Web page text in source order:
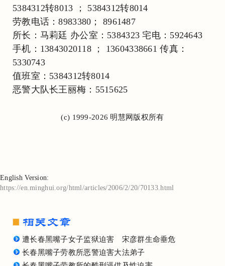
5384312转8013 ； 5384312转8014
劳教电话：8983380； 8961487
所长：马莉廷 办公室：5384323 宅电：5924643
手机：13843020118 ； 13604338661 传真：
5330743
值班室：5384312转8014
恶警大队长王丽梅：5515625
(c) 1999-2026 明慧网版权所有
English Version:
https://en.minghui.org/html/articles/2006/2/20/70133.html
遭长春黑嘴子女子监狱迫害 宋彦群生命垂危
长春黑嘴子劳教所恶警迫害大法弟子